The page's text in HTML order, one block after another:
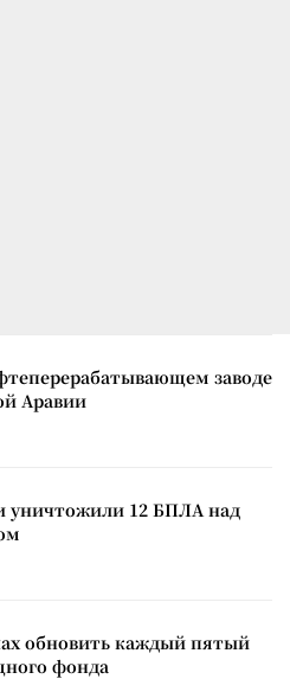
заводе
Аравии
уничтожили 12 БПЛА над
обновить каждый пятый
фонда